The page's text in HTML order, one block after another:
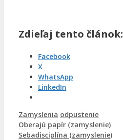
Zdieľaj tento článok:
Facebook
X
WhatsApp
LinkedIn
Kategórie
Zamyslenia Značky
odpustenie
Oberajú papír (zamyslenie)
Sebadisciplína (zamyslenie)